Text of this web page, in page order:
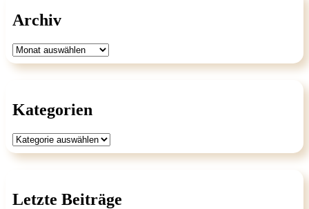
Archiv
Archiv
Kategorien
Kategorien
Letzte Beiträge